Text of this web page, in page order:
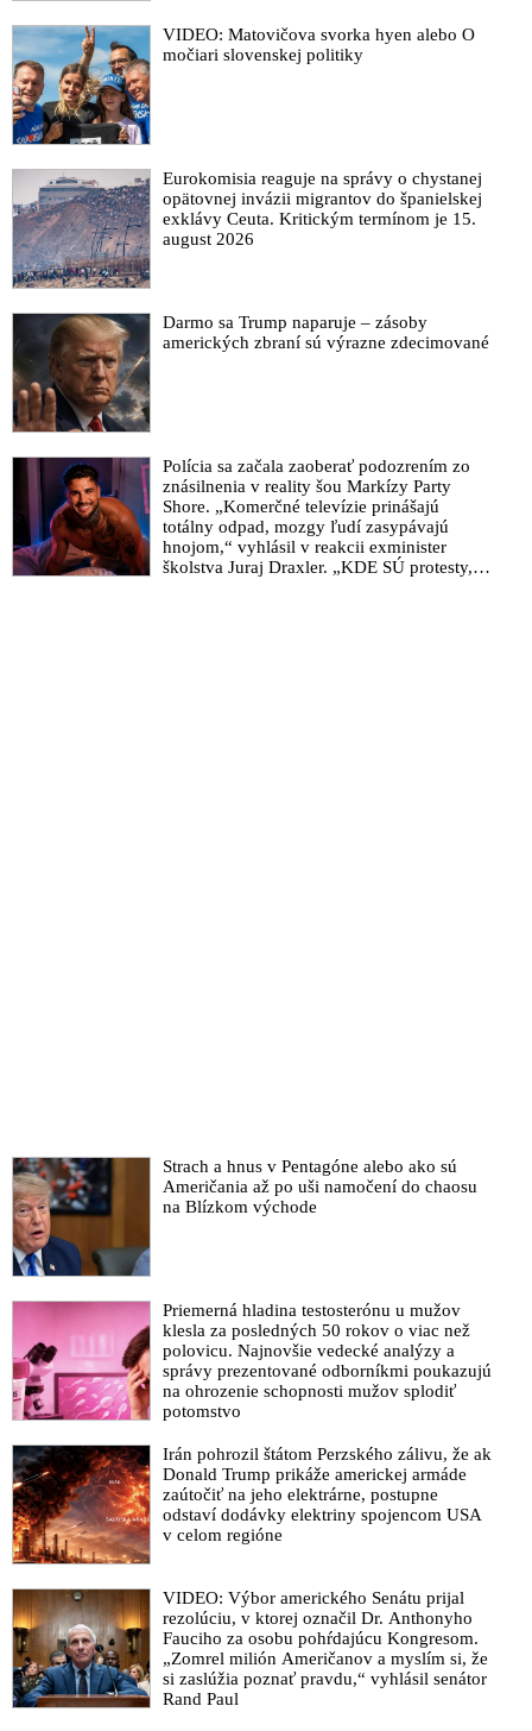
VIDEO: Matovičova svorka hyen alebo O
močiari slovenskej politiky
Eurokomisia reaguje na správy o chystanej
opätovnej invázii migrantov do španielskej
exklávy Ceuta. Kritickým termínom je 15.
august 2026
Darmo sa Trump naparuje – zásoby
amerických zbraní sú výrazne zdecimované
Polícia sa začala zaoberať podozrením zo
znásilnenia v reality šou Markízy Party
Shore. „Komerčné televízie prinášajú
totálny odpad, mozgy ľudí zasypávajú
hnojom,“ vyhlásil v reakcii exminister
školstva Juraj Draxler. „KDE SÚ protesty,
Strach a hnus v Pentagóne alebo ako sú
Američania až po uši namočení do chaosu
na Blízkom východe
Priemerná hladina testosterónu u mužov
klesla za posledných 50 rokov o viac než
polovicu. Najnovšie vedecké analýzy a
správy prezentované odborníkmi poukazujú
na ohrozenie schopnosti mužov splodiť
potomstvo
Irán pohrozil štátom Perzského zálivu, že ak
Donald Trump prikáže americkej armáde
zaútočiť na jeho elektrárne, postupne
odstaví dodávky elektriny spojencom USA
v celom regióne
VIDEO: Výbor amerického Senátu prijal
rezolúciu, v ktorej označil Dr. Anthonyho
Fauciho za osobu pohŕdajúcu Kongresom.
„Zomrel milión Američanov a myslím si, že
si zaslúžia poznať pravdu,“ vyhlásil senátor
Rand Paul